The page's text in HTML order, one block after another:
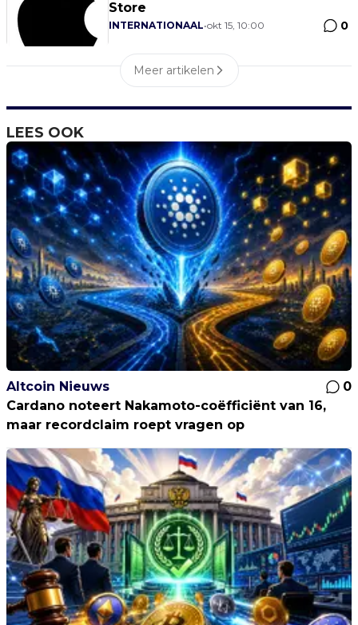
Store
INTERNATIONAAL•okt 15, 10:00 0
Meer artikelen
LEES OOK
Altcoin Nieuws
0
Cardano noteert Nakamoto-coëfficiënt van 16,
maar recordclaim roept vragen op